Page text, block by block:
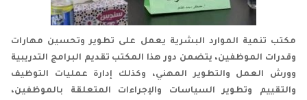
مكتب تنمية الموارد البشرية يعمل على تطوير وتحسين مهارات
وقدرات الموظفين، يتضمن دور هذا المكتب تقديم البرامج التدريبية
وورش العمل والتطوير المهني، وكذلك إدارة عمليات التوظيف
والتقييم وتطوير السياسات والإجراءات المتعلقة بالموظفين،